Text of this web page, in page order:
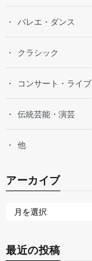
バレエ・ダンス
クラシック
コンサート・ライブ
伝統芸能・演芸
他
アーカイブ
最近の投稿